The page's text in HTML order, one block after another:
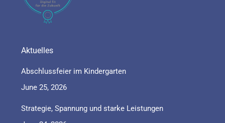
Aktuelles
Abschlussfeier im Kindergarten
June 25, 2026
Strategie, Spannung und starke Leistungen